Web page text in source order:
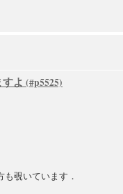
よ
覗いています．